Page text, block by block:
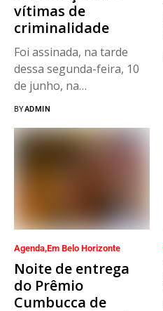
vítimas de
criminalidade
Foi assinada, na tarde
dessa segunda-feira, 10
de junho, na
Procuradoria-Geral de...
BYADMIN
Agenda Em Belo Horizonte
Noite de entrega
do Prêmio
Cumbucca de